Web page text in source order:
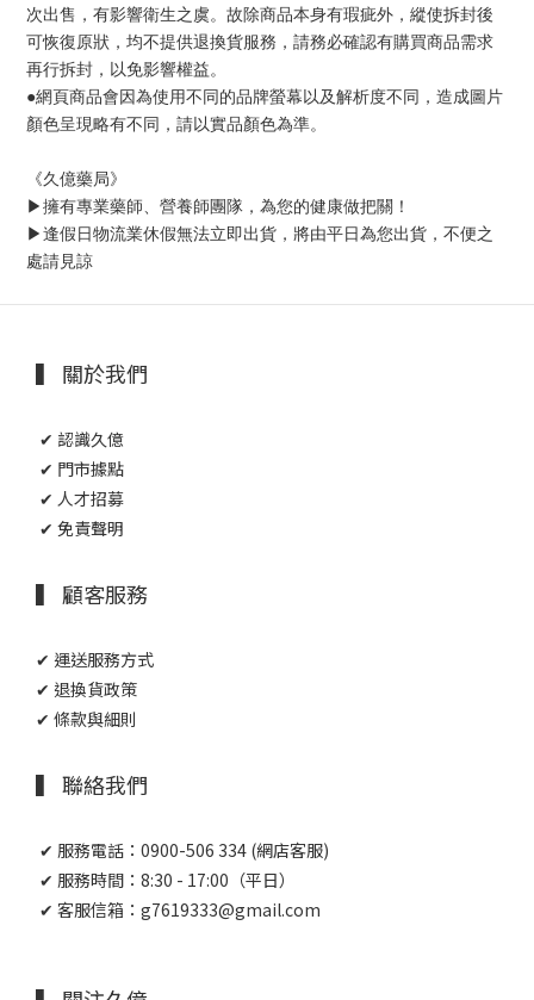
次出售，有影響衛生之虞。故除商品本身有瑕疵外，縱使拆封後
可恢復原狀，均不提供退換貨服務，請務必確認有購買商品需求
再行拆封，以免影響權益。
●網頁商品會因為使用不同的品牌螢幕以及解析度不同，造成圖片
顏色呈現略有不同，請以實品顏色為準。
《久億藥局》
▶擁有專業藥師、營養師團隊，為您的健康做把關！
▶逢假日物流業休假無法立即出貨，將由平日為您出貨，不便之
處請見諒
▍ 關於我們
✔ 認識久億
✔ 門市據點
✔ 人才招募
✔ 免責聲明
▍ 顧客服務
✔ 運送服務方式
✔ 退換貨政策
✔ 條款與細則
▍ 聯絡我們
✔ 服務電話：0900-506 334 (網店客服)
✔ 服務時間：8:30 - 17:00（平日）
✔ 客服信箱：g7619333@gmail.com